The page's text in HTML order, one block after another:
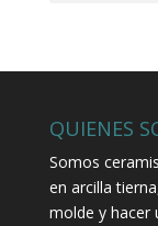
QUIENES
Somos
en arcilla
molde y hacer